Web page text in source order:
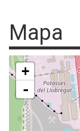
Mapa
+
-